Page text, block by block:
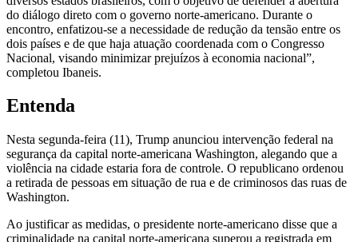
do diálogo direto com o governo norte-americano. Durante o
encontro, enfatizou-se a necessidade de redução da tensão entre os
dois países e de que haja atuação coordenada com o Congresso
Nacional, visando minimizar prejuízos à economia nacional”,
completou Ibaneis.
Entenda
Nesta segunda-feira (11), Trump anunciou intervenção federal na
segurança da capital norte-americana Washington, alegando que a
violência na cidade estaria fora de controle. O republicano ordenou
a retirada de pessoas em situação de rua e de criminosos das ruas de
Washington.
Ao justificar as medidas, o presidente norte-americano disse que a
criminalidade na capital norte-americana superou a registrada em